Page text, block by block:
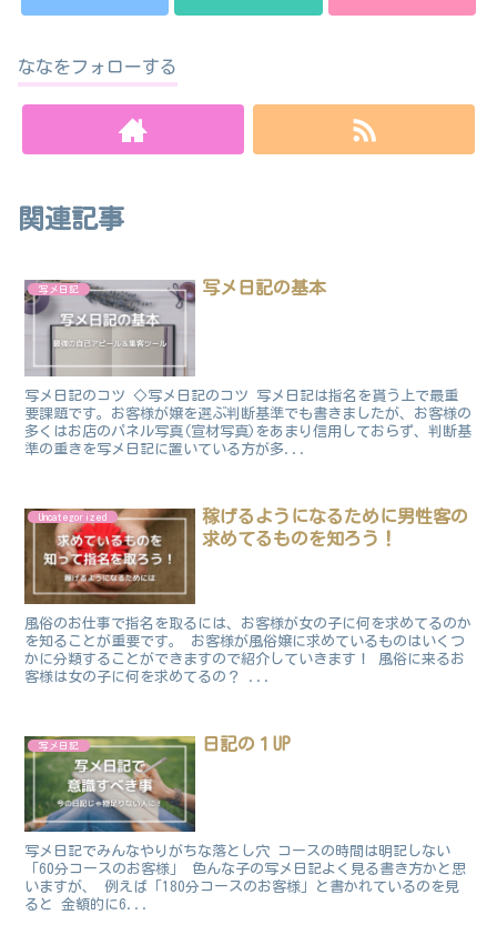
ななをフォローする
関連記事
写メ日記 写メ日記の基本
写メ日記のコツ ◇写メ日記のコツ 写メ日記は指名を貰う上で最重
要課題です。お客様が嬢を選ぶ判断基準でも書きましたが、お客様の
多くはお店のパネル写真(宣材写真)をあまり信用しておらず、判断基
準の重きを写メ日記に置いている方が多...
Uncategorized
稼げるようになるために男性客の
求めてるものを知ろう！
風俗のお仕事で指名を取るには、お客様が女の子に何を求めてるのか
を知ることが重要です。 お客様が風俗嬢に求めているものはいくつ
かに分類することができますので紹介していきます！ 風俗に来るお
客様は女の子に何を求めてるの？ ...
写メ日記 日記の１UP
写メ日記でみんなやりがちな落とし穴 コースの時間は明記しない
「60分コースのお客様」 色んな子の写メ日記よく見る書き方かと思
いますが、 例えば「180分コースのお客様」と書かれているのを見
ると 金額的に6...